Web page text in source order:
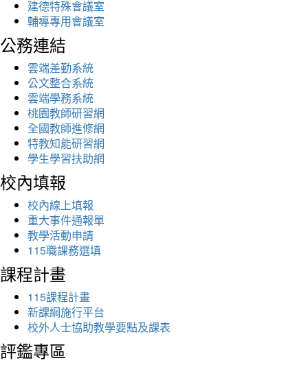
建德特殊會議室
輔導專用會議室
公務連結
雲端差勤系統
公文整合系統
雲端學務系統
桃園教師研習網
全國教師進修網
特教知能研習網
學生學習扶助網
校內填報
校內線上填報
重大事件通報單
教學活動申請
115職課務選填
課程計畫
115課程計畫
新課綱施行平台
校外人士協助教學要點及課表
評鑑專區